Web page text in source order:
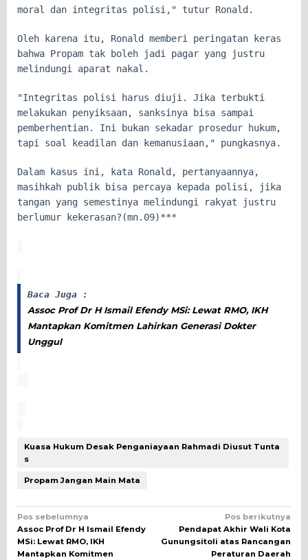
moral dan integritas polisi," tutur Ronald.
Oleh karena itu, Ronald memberi peringatan keras
bahwa Propam tak boleh jadi pagar yang justru
melindungi aparat nakal.
"Integritas polisi harus diuji. Jika terbukti
melakukan penyiksaan, sanksinya bisa sampai
pemberhentian. Ini bukan sekadar prosedur hukum,
tapi soal keadilan dan kemanusiaan," pungkasnya.
Dalam kasus ini, kata Ronald, pertanyaannya,
masihkah publik bisa percaya kepada polisi, jika
tangan yang semestinya melindungi rakyat justru
berlumur kekerasan?(mn.09)***
Baca Juga :
Assoc Prof Dr H Ismail Efendy MSi: Lewat RMO, IKH
Mantapkan Komitmen Lahirkan Generasi Dokter
Unggul
Kuasa Hukum Desak Penganiayaan Rahmadi Diusut Tunta
s
Propam Jangan Main Mata
Navigasi
pos
Pos sebelumnya
Assoc Prof Dr H Ismail Efendy
MSi: Lewat RMO, IKH
Mantapkan Komitmen
Pos berikutnya
Pendapat Akhir Wali Kota
Gunungsitoli atas Rancangan
Peraturan Daerah